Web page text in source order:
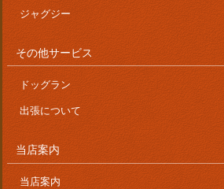
ジャグジー
その他サービス
ドッグラン
出張について
当店案内
当店案内